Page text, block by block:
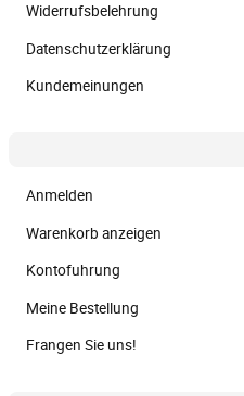
Widerrufsbelehrung
Datenschutzerklärung
Kundemeinungen
Anmelden
Warenkorb anzeigen
Kontofuhrung
Meine Bestellung
Frangen Sie uns!